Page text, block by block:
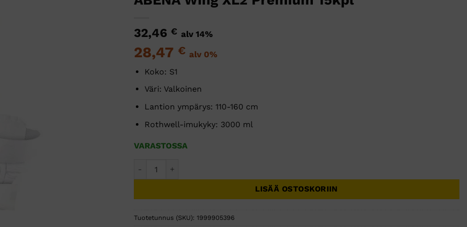
32,46 € alv 14%
28,47 € alv 0%
Koko: S1
Väri: Valkoinen
Lantion ympärys: 110-160 cm
Rothwell-imukyky: 3000 ml
VARASTOSSA
LISÄÄ OSTOSKORIIN
Tuotetunnus (SKU): 1999905396